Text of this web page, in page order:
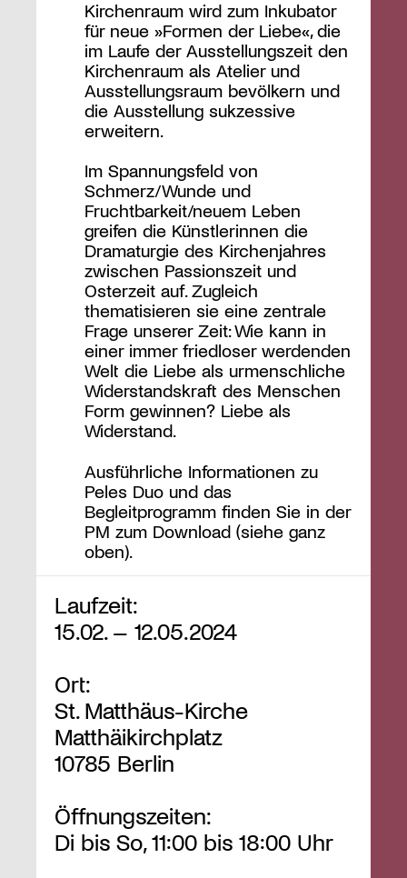
Kirchenraum wird zum Inkubator
für neue »Formen der Liebe«, die
im Laufe der Ausstellungszeit den
Kirchenraum als Atelier und
Ausstellungsraum bevölkern und
die Ausstellung sukzessive
erweitern.
Im Spannungsfeld von
Schmerz/Wunde und
Fruchtbarkeit/neuem Leben
greifen die Künstlerinnen die
Dramaturgie des Kirchenjahres
zwischen Passionszeit und
Osterzeit auf. Zugleich
thematisieren sie eine zentrale
Frage unserer Zeit: Wie kann in
einer immer friedloser werdenden
Welt die Liebe als urmenschliche
Widerstandskraft des Menschen
Form gewinnen? Liebe als
Widerstand.
Ausführliche Informationen zu
Peles Duo und das
Begleitprogramm finden Sie in der
PM zum Download (siehe ganz
oben).
Laufzeit:
15.02. – 12.05.2024
Ort:
St. Matthäus-Kirche
Matthäikirchplatz
10785 Berlin
Öffnungszeiten:
Di bis So, 11:00 bis 18:00 Uhr